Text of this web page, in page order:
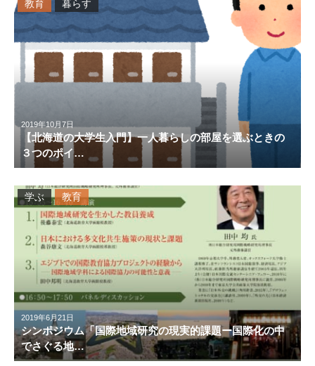
2019年10月7日
【北海道の大学生入門】一人暮らしの部屋を選ぶときの
３つのポイ…
教育 暮らす
2019年6月21日
シンポジウム「国際地域研究の現実的課題ー国際化の中
でさぐる地…
学ぶ 教育